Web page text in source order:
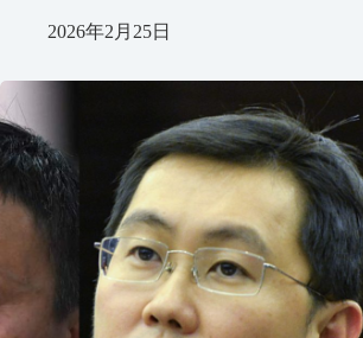
2026年2月25日